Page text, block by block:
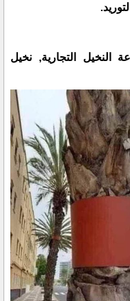
النخيل التجارية, نخيل